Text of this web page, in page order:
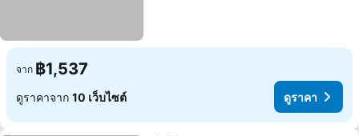
จาก ฿1,537
ดูราคาจาก 10 เว็บไซต์ ดูราคา